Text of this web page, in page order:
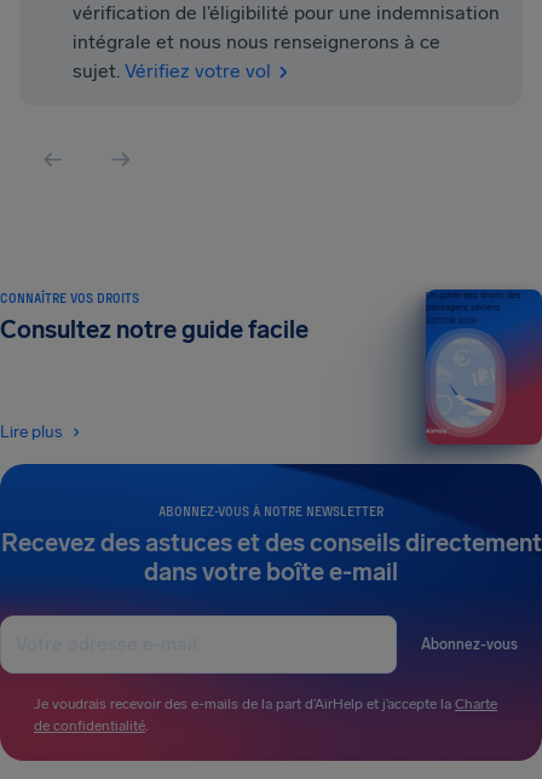
vérification de l’éligibilité pour une indemnisation
intégrale et nous nous renseignerons à ce
sujet. Vérifiez votre vol
ABONNEZ-VOUS À NOTRE NEWSLETTER
Recevez des astuces et des conseils directement
dans votre boîte e-mail
Abonnez-vous
Je voudrais recevoir des e-mails de la part d’AirHelp et j’accepte la Charte
de confidentialité.
CONNAÎTRE VOS DROITS
Consultez notre guide facile
Lire plus
Un guide des droits des
passagers aériens
ÉDITION 2026